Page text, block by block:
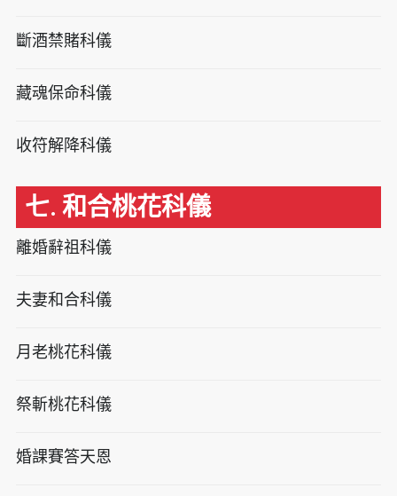
斷酒禁賭科儀
藏魂保命科儀
收符解降科儀
七. 和合桃花科儀
離婚辭祖科儀
夫妻和合科儀
月老桃花科儀
祭斬桃花科儀
婚課賽答天恩